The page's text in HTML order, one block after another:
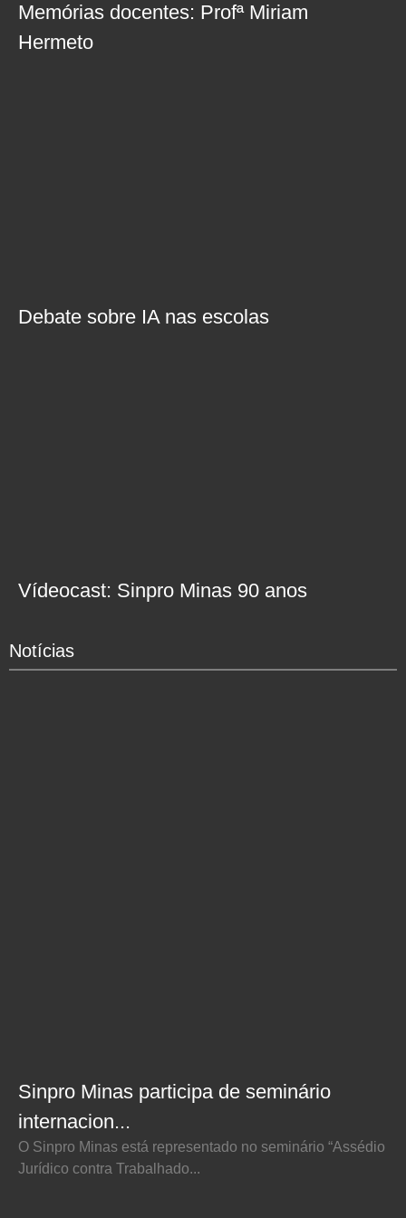
Memórias docentes: Profª Miriam
Hermeto
Debate sobre IA nas escolas
Vídeocast: Sinpro Minas 90 anos
Notícias
Sinpro Minas participa de seminário
internacion...
O Sinpro Minas está representado no seminário “Assédio
Jurídico contra Trabalhado...